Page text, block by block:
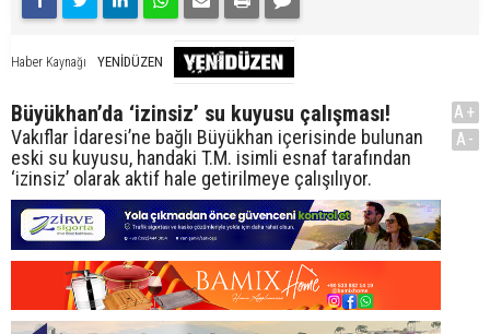
Haber Kaynağı YENİDÜZEN
Büyükhan’da ‘izinsiz’ su kuyusu çalışması!
Vakıflar İdaresi’ne bağlı Büyükhan içerisinde bulunan
eski su kuyusu, handaki T.M. isimli esnaf tarafından
‘izinsiz’ olarak aktif hale getirilmeye çalışılıyor.
A+
A-